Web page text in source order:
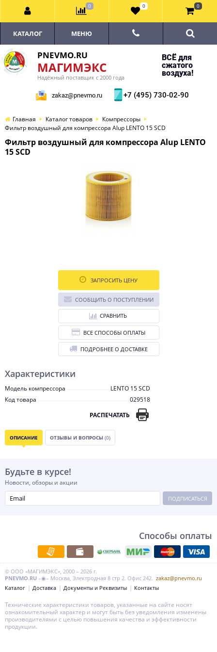
PNEVMO.RU
МАГИМЭКС
Надёжный поставщик с 2000 года
ВСЁ для
сжатого
воздуха!
zakaz@pnevmo.ru +7 (495) 730-02-90
КАТАЛОГ МЕНЮ
Главная Каталог товаров
Компрессоры
Фильтр воздушный для компрессора Alup LENTO 15 SCD
Фильтр воздушный для компрессора Alup LENTO
15 SCD
Характеристики
Модель компрессора
LENTO 15 SCD
Код товара
029518
РАСПЕЧАТАТЬ
ЗАПРОСИТЬ ЦЕНУ
СООБЩИТЬ О ПОСТУПЛЕНИИ
СРАВНИТЬ
ВСЕ СПОСОБЫ ОПЛАТЫ
ПОДРОБНЕЕ О ДОСТАВКЕ
ОПИСАНИЕ ОТЗЫВЫ И ВОПРОСЫ (0)
Будьте в курсе!
Новости, обзоры и акции
ПОДПИСАТЬСЯ
Способы оплаты
© ООО «МАГИМЭКС», 2000 – 2026 г.
PNEVMO.RU –◉– Москва, Электродная 8 стр 2. Офис 242. zakaz@pnevmo.ru
Каталог
Доставка Документы и Реквизиты Контакты
0 0 0
Технические характеристики товаров, указанные на сайте носят
ознакомительный характер и могут быть без уведомления изменены
производителями с целью повышения качества и эффективности
продукции.